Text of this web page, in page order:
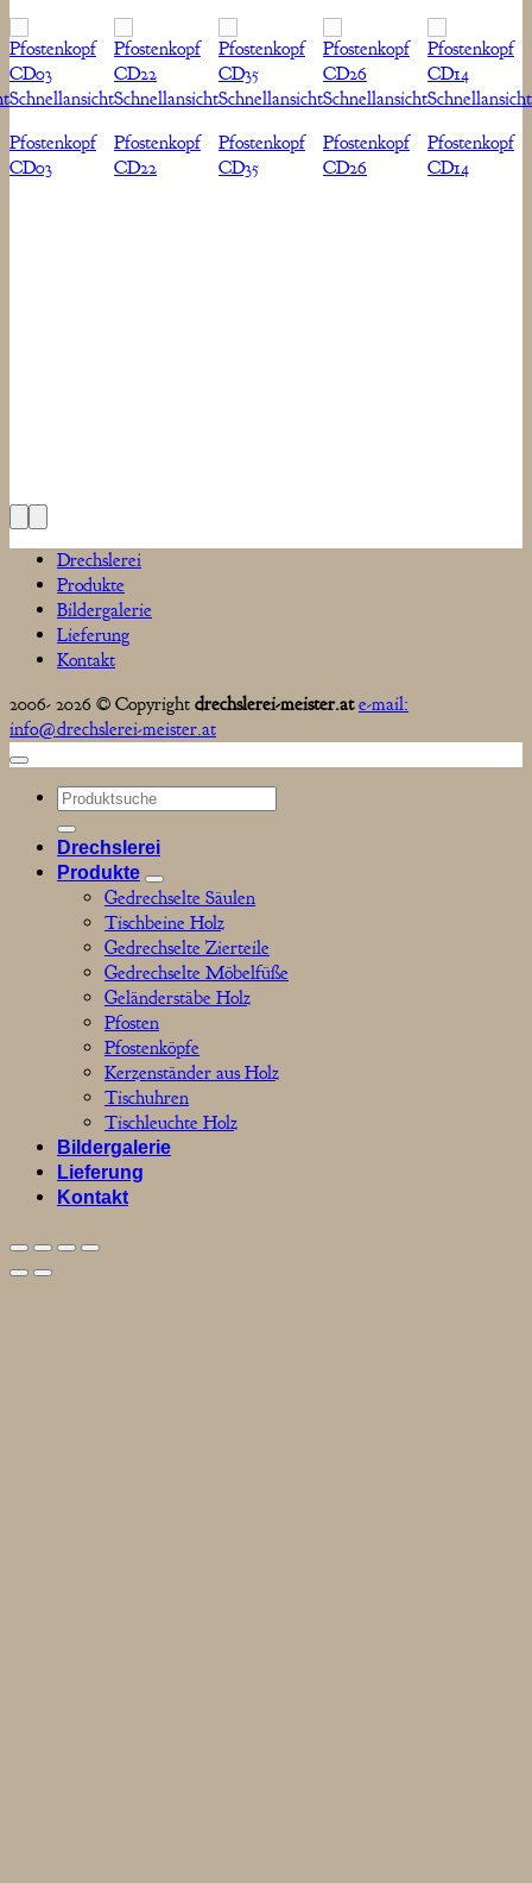
Schnellansicht
Pfostenkopf
CD03
Schnellansicht
Pfostenkopf
CD22
Schnellansicht
Pfostenkopf
CD35
Schnellansicht
Pfostenkopf
CD26
Schnellansicht
Pfostenkopf
CD14
Drechslerei
Produkte
Bildergalerie
Lieferung
Kontakt
2006- 2026 © Copyright drechslerei-meister.at e-mail:
info@drechslerei-meister.at
Suchen
nach:
Drechslerei
Produkte
Gedrechselte Säulen
Tischbeine Holz
Gedrechselte Zierteile
Gedrechselte Möbelfüße
Geländerstäbe Holz
Pfosten
Pfostenköpfe
Kerzenständer aus Holz
Tischuhren
Tischleuchte Holz
Bildergalerie
Lieferung
Kontakt